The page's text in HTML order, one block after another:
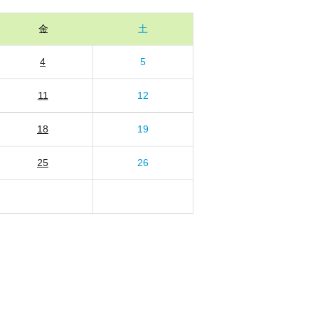
金 土
4 5
11 12
18 19
25 26